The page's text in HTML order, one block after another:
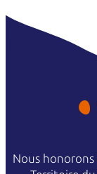
Nous honorons